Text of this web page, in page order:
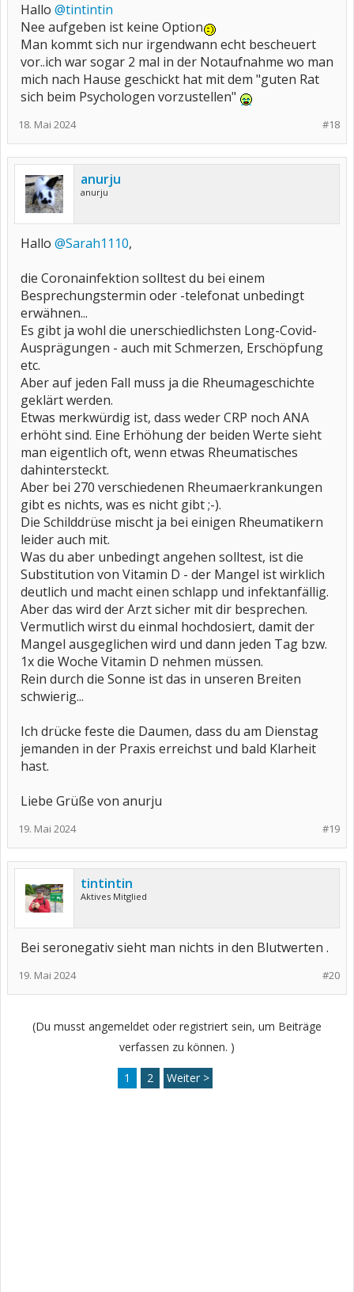
Hallo @tintintin
Nee aufgeben ist keine Option
Man kommt sich nur irgendwann echt bescheuert
vor..ich war sogar 2 mal in der Notaufnahme wo man
mich nach Hause geschickt hat mit dem "guten Rat
sich beim Psychologen vorzustellen"
#18
18. Mai 2024
anurju
anurju
Hallo @Sarah1110,
die Coronainfektion solltest du bei einem
Besprechungstermin oder -telefonat unbedingt
erwähnen...
Es gibt ja wohl die unerschiedlichsten Long-Covid-
Ausprägungen - auch mit Schmerzen, Erschöpfung
etc.
Aber auf jeden Fall muss ja die Rheumageschichte
geklärt werden.
Etwas merkwürdig ist, dass weder CRP noch ANA
erhöht sind. Eine Erhöhung der beiden Werte sieht
man eigentlich oft, wenn etwas Rheumatisches
dahintersteckt.
Aber bei 270 verschiedenen Rheumaerkrankungen
gibt es nichts, was es nicht gibt ;-).
Die Schilddrüse mischt ja bei einigen Rheumatikern
leider auch mit.
Was du aber unbedingt angehen solltest, ist die
Substitution von Vitamin D - der Mangel ist wirklich
deutlich und macht einen schlapp und infektanfällig.
Aber das wird der Arzt sicher mit dir besprechen.
Vermutlich wirst du einmal hochdosiert, damit der
Mangel ausgeglichen wird und dann jeden Tag bzw.
1x die Woche Vitamin D nehmen müssen.
Rein durch die Sonne ist das in unseren Breiten
schwierig...
Ich drücke feste die Daumen, dass du am Dienstag
jemanden in der Praxis erreichst und bald Klarheit
hast.
Liebe Grüße von anurju
#19
19. Mai 2024
tintintin
Aktives Mitglied
Bei seronegativ sieht man nichts in den Blutwerten .
#20
19. Mai 2024
(Du musst angemeldet oder registriert sein, um Beiträge
verfassen zu können. )
1 2 Weiter >